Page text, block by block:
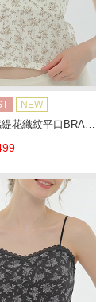
NEW